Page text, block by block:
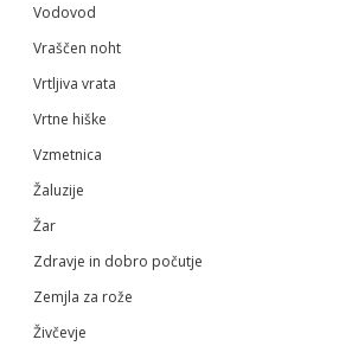
Vodovod
Vraščen noht
Vrtljiva vrata
Vrtne hiške
Vzmetnica
Žaluzije
Žar
Zdravje in dobro počutje
Zemjla za rože
Živčevje